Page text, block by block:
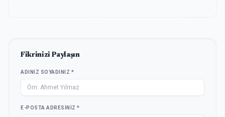
Fikrinizi Paylaşın
ADINIZ SOYADINIZ *
E-POSTA ADRESINIZ *